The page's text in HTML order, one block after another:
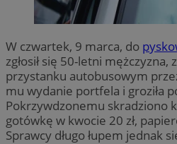
W czwartek, 9 marca, do
zgłosił się 50-letni mężczyzna,
przystanku autobusowym
mu wydanie portfela i groziła
Pokrzywdzonemu skradziono
gotówkę w kwocie 20 zł,
Sprawcy długo łupem jednak